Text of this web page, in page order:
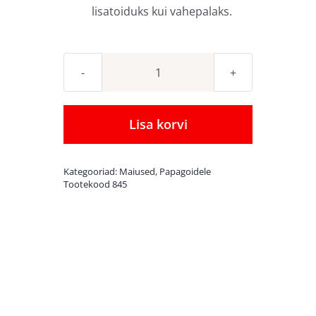
lisatoiduks kui vahepalaks.
Kuivatatud
70
g
Lisa korvi
Kategooriad: Maiused, Papagoidele
Tootekood 845